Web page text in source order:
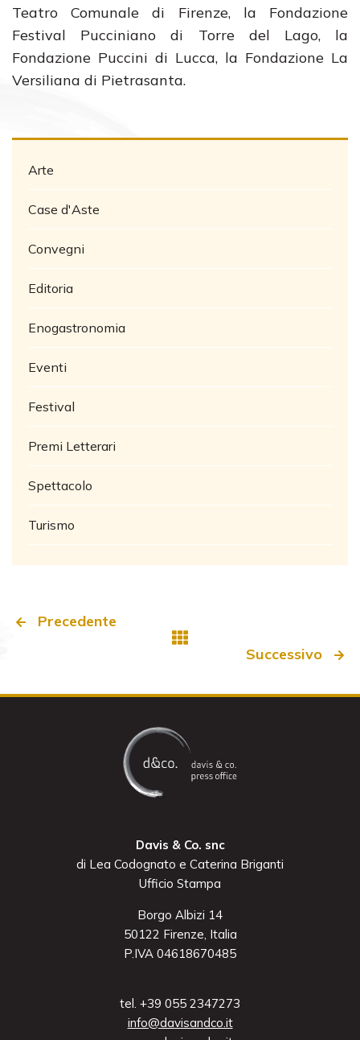
Teatro Comunale di Firenze, la Fondazione
Festival Pucciniano di Torre del Lago, la
Fondazione Puccini di Lucca, la Fondazione La
Versiliana di Pietrasanta.
Arte
Case d'Aste
Convegni
Editoria
Enogastronomia
Eventi
Festival
Premi Letterari
Spettacolo
Turismo
Precedente
Successivo
Davis & Co. snc
di Lea Codognato e Caterina Briganti
Ufficio Stampa
Borgo Albizi 14
50122 Firenze, Italia
P.IVA 04618670485
tel. +39 055 2347273
info@davisandco.it